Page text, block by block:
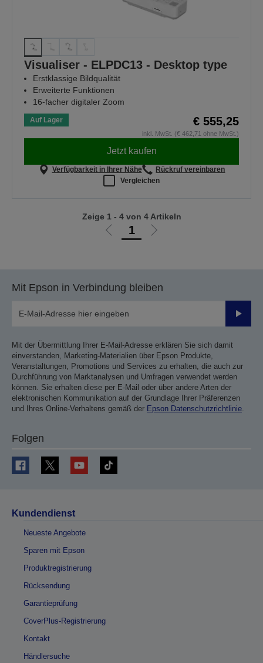
Visualiser - ELPDC13 - Desktop type
Erstklassige Bildqualität
Erweiterte Funktionen
16-facher digitaler Zoom
Auf Lager € 555,25
inkl. MwSt. (€ 462,71 ohne MwSt.)
Jetzt kaufen
Verfügbarkeit in Ihrer Nähe
Rückruf vereinbaren
Vergleichen
Zur
1
Zur
Zeige 1 - 4 von 4 Artikeln
Mit Epson in Verbindung bleiben
Mit der Übermittlung Ihrer E-Mail-Adresse erklären Sie sich damit
einverstanden, Marketing-Materialien über Epson Produkte,
Veranstaltungen, Promotions und Services zu erhalten, die auch zur
Durchführung von Marktanalysen und Umfragen verwendet werden
können. Sie erhalten diese per E-Mail oder über andere Arten der
elektronischen Kommunikation auf der Grundlage Ihrer Präferenzen
und Ihres Online-Verhaltens gemäß der Epson Datenschutzrichtlinie
Folgen
Kundendienst
Neueste Angebote
Sparen mit Epson
Produktregistrierung
Rücksendung
Garantieprüfung
CoverPlus-Registrierung
Kontakt
Händlersuche